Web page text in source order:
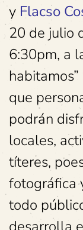
y Flacso
20 de julio
6:30pm, a
que
podrán
locales,
títeres,
fotográfica
todo